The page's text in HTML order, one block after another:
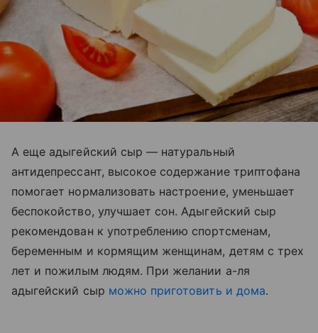
А еще адыгейский сыр— натуральный
антидепрессант, высокое содержание триптофана
помогает нормализовать настроение, уменьшает
беспокойство, улучшает сон. Адыгейский сыр
рекомендован к употреблению спортсменам,
беременным и кормящим женщинам, детям с трех
лет и пожилым людям. При желании а-ля
адыгейский сыр можно приготовить и дома.